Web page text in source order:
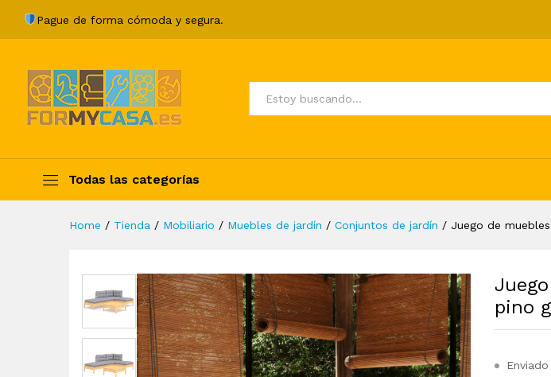
Pague de forma cómoda y segura.
Todos
Todas las categorías
Home / Tienda / Mobiliario / Muebles de jardín / Conjuntos de jardín / Juego de
pino
Description Specification